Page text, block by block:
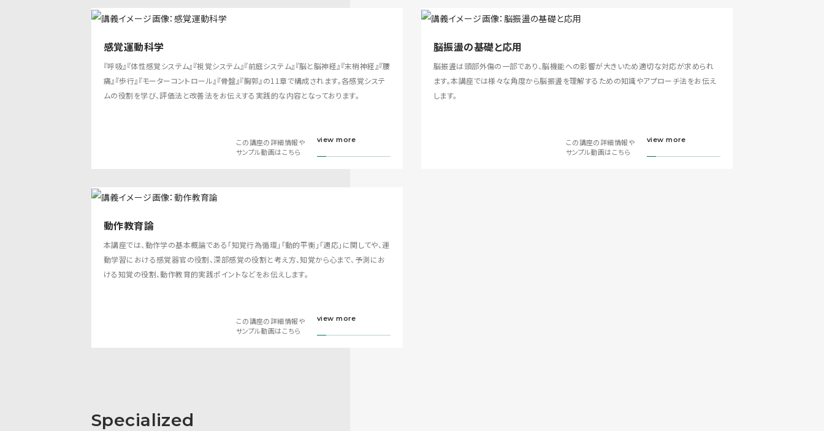
感覚運動科学
『呼吸』『体性感覚システム』『視覚システム』『前庭システム』『脳と脳神経』『末梢神経』『腰
痛』『歩行』『モーターコントロール』『骨盤』『胸郭』の11章で構成されます。各感覚システ
ムの役割を学び、評価法と改善法をお伝えする実践的な内容となっております。
この講座の詳細情報や
サンプル動画はこちら
view more
脳振盪の基礎と応用
脳振盪は頭部外傷の一部であり、脳機能への影響が大きいため適切な対応が求められ
ます。本講座では様々な角度から脳振盪を理解するための知識やアプローチ法をお伝え
します。
この講座の詳細情報や
サンプル動画はこちら
view more
動作教育論
本講座では、動作学の基本概論である「知覚行為循環」「動的平衡」「適応」に関してや、運
動学習における感覚器官の役割、深部感覚の役割と考え方、知覚から心まで、予測にお
ける知覚の役割、動作教育的実践ポイントなどをお伝えします。
この講座の詳細情報や
サンプル動画はこちら
view more
Specialized